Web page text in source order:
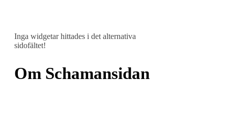
Inga widgetar hittades i det alternativa
sidofältet!
Om Schamansidan